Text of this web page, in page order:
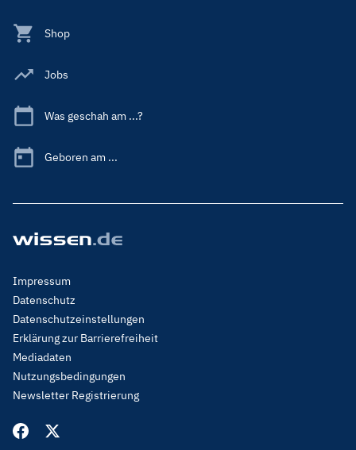
Shop
Jobs
Was geschah am ...?
Geboren am ...
Footer
Menu
Legal
Impressum
Datenschutz
Datenschutzeinstellungen
Erklärung zur Barrierefreiheit
Mediadaten
Nutzungsbedingungen
Newsletter Registrierung